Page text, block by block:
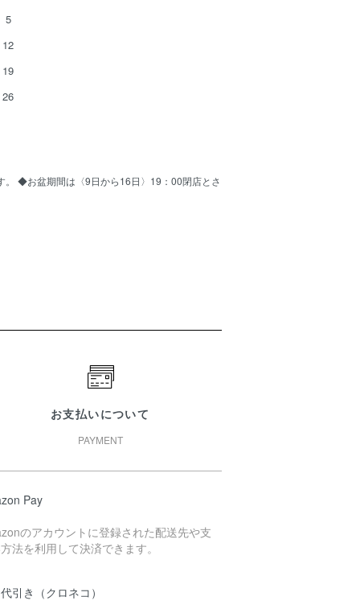
5
12
19
26
。 ◆お盆期間は〈9日から16日〉19：00閉店とさ
お支払いについて
PAYMENT
Pay
のアカウントに登録された配送先や支
法を利用して決済できます。
引き（クロネコ）